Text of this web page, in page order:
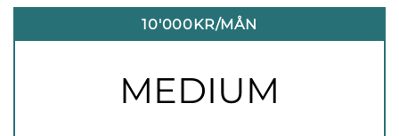
10'000KR/MÅN
MEDIUM